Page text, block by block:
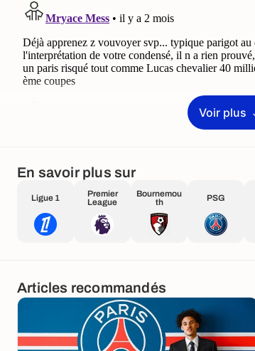
Voir plus
En savoir plus sur
Ligue 1
Premier
League
Bournemou
th
PSG
Articles recommandés